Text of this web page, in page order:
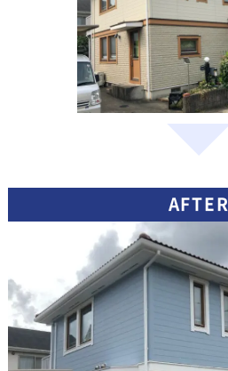
AFTER